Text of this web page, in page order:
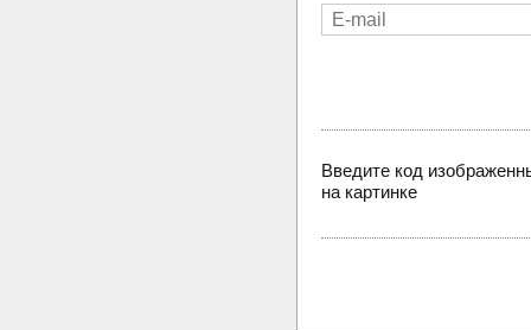
Введите код
на картинке